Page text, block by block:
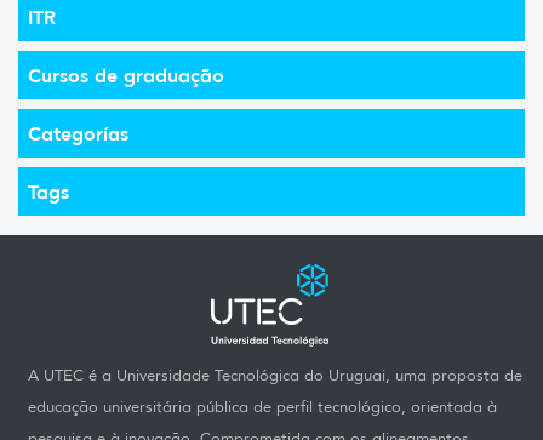
ITR
Cursos de graduação
Categorías
Tags
A UTEC é a Universidade Tecnológica do Uruguai, uma proposta de
educação universitária pública de perfil tecnológico, orientada à